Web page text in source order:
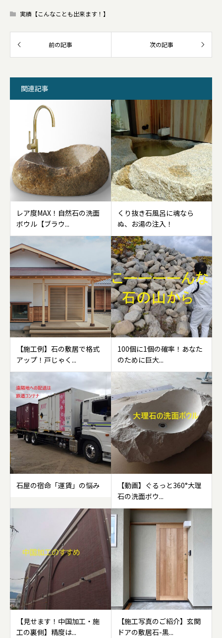
実績【こんなことも出来ます！】
関連記事
レア度MAX！自然石の洗面
ボウル【ブラウ...
くり抜き石風呂に魂なら
ぬ、お湯の注入！
【施工例】石の敷居で格式
アップ！戸じゃく...
100個に1個の確率！あなた
のために巨大...
石屋の宿命「運賃」の悩み
【動画】ぐるっと360°大理
石の洗面ボウ...
【見せます！中国加工・施
工の裏側】精度は...
【施工写真のご紹介】玄関
ドアの敷居石-黒...